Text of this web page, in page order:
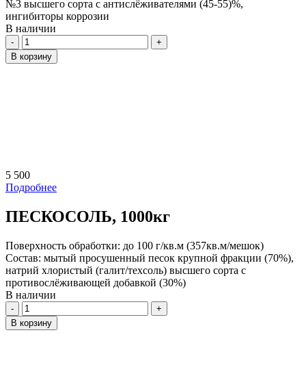
№3 высшего сорта с антислёживателями (45-55)%,
ингибиторы коррозии
В наличии
Количество
В корзину
5 500
Подробнее
ПЕСКОСОЛЬ, 1000кг
Поверхность обработки: до 100 г/кв.м (357кв.м/мешок)
Состав: мытый просушенный песок крупной фракции (70%),
натрий хлористый (галит/техсоль) высшего сорта с
противослёживающей добавкой (30%)
В наличии
Количество
В корзину